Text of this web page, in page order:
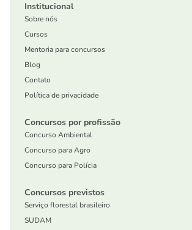
Institucional
Sobre nós
Cursos
Mentoria para concursos
Blog
Contato
Política de privacidade
Concursos por profissão
Concurso Ambiental
Concurso para Agro
Concurso para Polícia
Concursos previstos
Serviço florestal brasileiro
SUDAM